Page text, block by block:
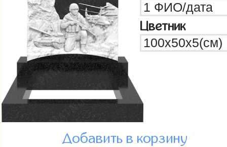
Цветник
Добавить в корзину